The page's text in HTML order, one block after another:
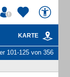
KARTE
101-125 von 356